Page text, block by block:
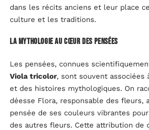
dans les récits anciens et leur place
culture et les traditions.
La mythologie au cœur des pensées
Les pensées, connues
Viola tricolor, sont souvent associées
et des histoires mythologiques. On
déesse Flora, responsable des fleurs,
pensée de ses couleurs vibrantes
des autres fleurs. Cette attribution de